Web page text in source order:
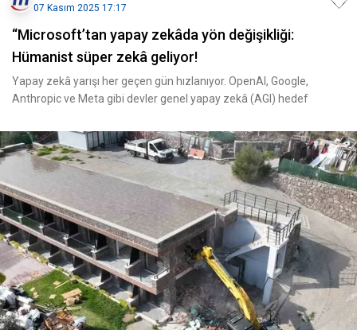
07 Kasım 2025 17:17
“Microsoft’tan yapay zekâda yön değişikliği:
Hümanist süper zekâ geliyor!
Yapay zekâ yarışı her geçen gün hızlanıyor. OpenAI, Google,
Anthropic ve Meta gibi devler genel yapay zekâ (AGI) hedef